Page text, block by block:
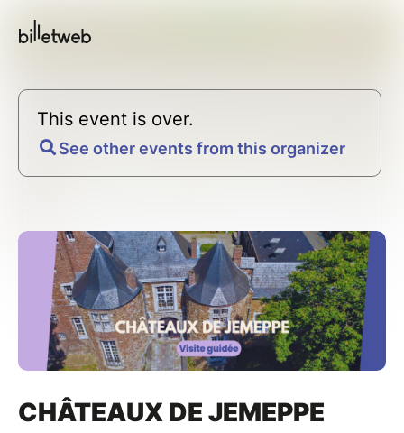
This event is over.
See other events from this organizer
CHÂTEAUX DE JEMEPPE